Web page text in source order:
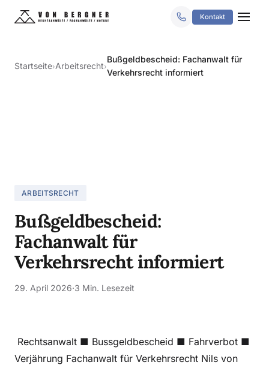
Kontakt
Startseite›Arbeitsrecht›
Bußgeldbescheid: Fachanwalt für
Verkehrsrecht informiert
ARBEITSRECHT
Bußgeldbescheid:
Fachanwalt für
Verkehrsrecht informiert
29. April 2026·3 Min. Lesezeit
Rechtsanwalt ■ Bussgeldbescheid ■ Fahrverbot ■
Verjährung Fachanwalt für Verkehrsrecht Nils von